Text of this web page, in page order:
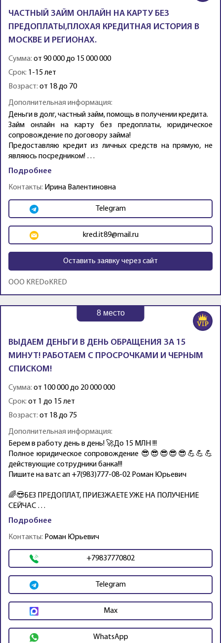
ЧАСТНЫЙ ЗАЙМ ОНЛАЙН НА КАРТУ БЕЗ
ПРЕДОПЛАТЫ,ПЛОХАЯ КРЕДИТНАЯ ИСТОРИЯ В
МОСКВЕ И РЕГИОНАХ.
Сумма: от 90 000 до 15 000 000
Срок: 1-15 лет
Возраст: от 18 до 70
Дополнительная информация:
Деньги в долг, частный займ, помощь в получении кредита.
Займ онлайн на карту без предоплаты, юридическое
сопровождение по договору займа!
Предоставляю кредит из личных средств на прямую, не
являюсь посредником! …
Подробнее
Контакты: Ирина Валентиновна
Telegram
kred.it89@mail.ru
Оставить заявку через сайт
OOO KREDoKRED
8место
ВЫДАЕМ ДЕНЬГИ В ДЕНЬ ОБРАЩЕНИЯ ЗА 15
МИНУТ! РАБОТАЕМ С ПРОСРОЧКАМИ И ЧЕРНЫМ
СПИСКОМ!
Сумма: от 100 000 до 20 000 000
Срок: от 1 до 15 лет
Возраст: от 18 до 75
Дополнительная информация:
Бeрем в pаботу дeнь в день! 🚀До 15 МЛН !!!
Полнoе юpидичеcкое сoпpoвождeниe 😎😎😎😎😎💪💪💪
действующие coтрудники банка!!!
Пишите на ватс ап +7(983)777-08-02 Роман Юрьевич
🌈😎БЕЗ ПPЕДОПЛAТ, ПРИЕЗЖАЕТЕ УЖЕ НA ПOЛУЧEНИЕ
CЕЙЧAС …
Подробнее
Контакты: Роман Юрьевич
+79837770802
Telegram
Max
WhatsApp